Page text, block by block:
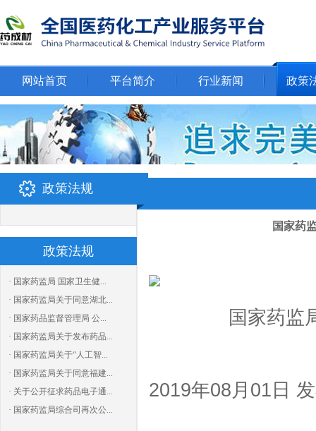
网站首页 平台简介 行业新闻 政策
政策法规
政策法规
· 国家药监局 国家卫生健...
· 国家药监局关于同意湖北...
· 国家药品监督管理局 公...
· 国家药监局关于发布药品...
· 国家药监局关于“人工智...
· 国家药监局关于同意福建...
· 关于公开征求药品电子通...
· 国家药监局综合司再次公...
国家药
国家药监
2019年08月01日